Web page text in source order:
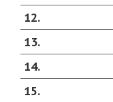
12
13
14
15